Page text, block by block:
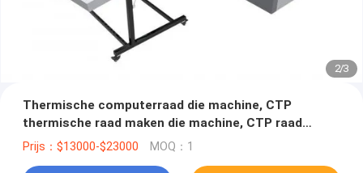
2/3
Thermische computerraad die machine, CTP
thermische raad maken die machine, CTP raad
maken die machine maken,
Prijs：$13000-$23000 MOQ：1